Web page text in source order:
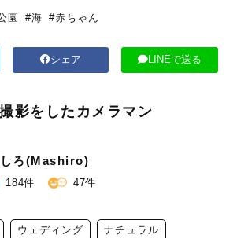
園 #海 #赤ちゃん
シェア LINEで送る
影をしたカメラマン
しろ(Mashiro)
184件 47件
ウェディング ナチュラル